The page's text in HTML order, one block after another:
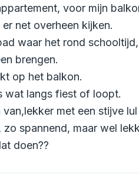
voor mijn
net overheen kijken.
waar het rond schooltijd,
brengen.
op het balkon.
wat langs fiest of loopt.
met een stijve lul
spannend, maar wel
doen??